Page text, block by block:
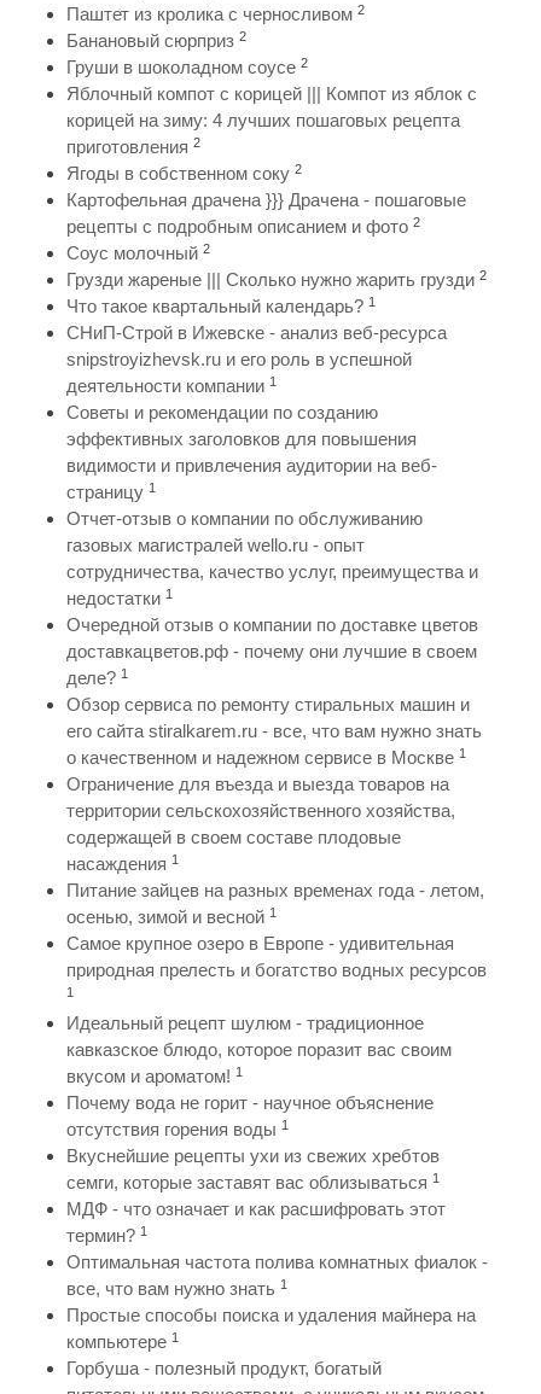
Паштет из кролика с черносливом 2
Банановый сюрприз 2
Груши в шоколадном соусе 2
Яблочный компот с корицей ||| Компот из яблок с
корицей на зиму: 4 лучших пошаговых рецепта
приготовления 2
Ягоды в собственном соку 2
Картофельная драчена }}} Драчена - пошаговые
рецепты с подробным описанием и фото 2
Соус молочный 2
Грузди жареные ||| Сколько нужно жарить грузди 2
Что такое квартальный календарь? 1
СНиП-Строй в Ижевске - анализ веб-ресурса
snipstroyizhevsk.ru и его роль в успешной
деятельности компании 1
Советы и рекомендации по созданию
эффективных заголовков для повышения
видимости и привлечения аудитории на веб-
страницу 1
Отчет-отзыв о компании по обслуживанию
газовых магистралей wello.ru - опыт
сотрудничества, качество услуг, преимущества и
недостатки 1
Очередной отзыв о компании по доставке цветов
доставкацветов.рф - почему они лучшие в своем
деле? 1
Обзор сервиса по ремонту стиральных машин и
его сайта stiralkarem.ru - все, что вам нужно знать
о качественном и надежном сервисе в Москве 1
Ограничение для въезда и выезда товаров на
территории сельскохозяйственного хозяйства,
содержащей в своем составе плодовые
насаждения 1
Питание зайцев на разных временах года - летом,
осенью, зимой и весной 1
Самое крупное озеро в Европе - удивительная
природная прелесть и богатство водных ресурсов
1
Идеальный рецепт шулюм - традиционное
кавказское блюдо, которое поразит вас своим
вкусом и ароматом! 1
Почему вода не горит - научное объяснение
отсутствия горения воды 1
Вкуснейшие рецепты ухи из свежих хребтов
семги, которые заставят вас облизываться 1
МДФ - что означает и как расшифровать этот
термин? 1
Оптимальная частота полива комнатных фиалок -
все, что вам нужно знать 1
Простые способы поиска и удаления майнера на
компьютере 1
Горбуша - полезный продукт, богатый